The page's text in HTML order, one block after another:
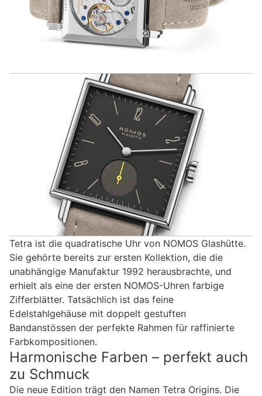
Tetra ist die quadratische Uhr von NOMOS Glashütte.
Sie gehörte bereits zur ersten Kollektion, die die
unabhängige Manufaktur 1992 herausbrachte, und
erhielt als eine der ersten NOMOS-Uhren farbige
Zifferblätter. Tatsächlich ist das feine
Edelstahlgehäuse mit doppelt gestuften
Bandanstössen der perfekte Rahmen für raffinierte
Farbkompositionen.
Harmonische Farben – perfekt auch
zu Schmuck
Die neue Edition trägt den Namen Tetra Origins. Die